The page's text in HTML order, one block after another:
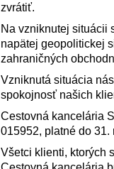
zvrátiť.
Na vzniknutej situácii
napätej geopolitickej
zahraničných
Vzniknutá situácia
spokojnosť našich
Cestovná kancelária
015952, platné do 31.
Všetci klienti, ktorých